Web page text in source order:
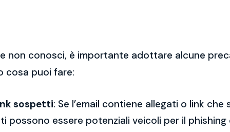
non conosci, è importante adottare alcune
cosa puoi fare:
sospetti: Se l’email contiene allegati o link
possono essere potenziali veicoli per il phishing